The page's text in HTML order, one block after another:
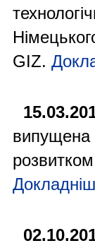
GIZ.
випущена